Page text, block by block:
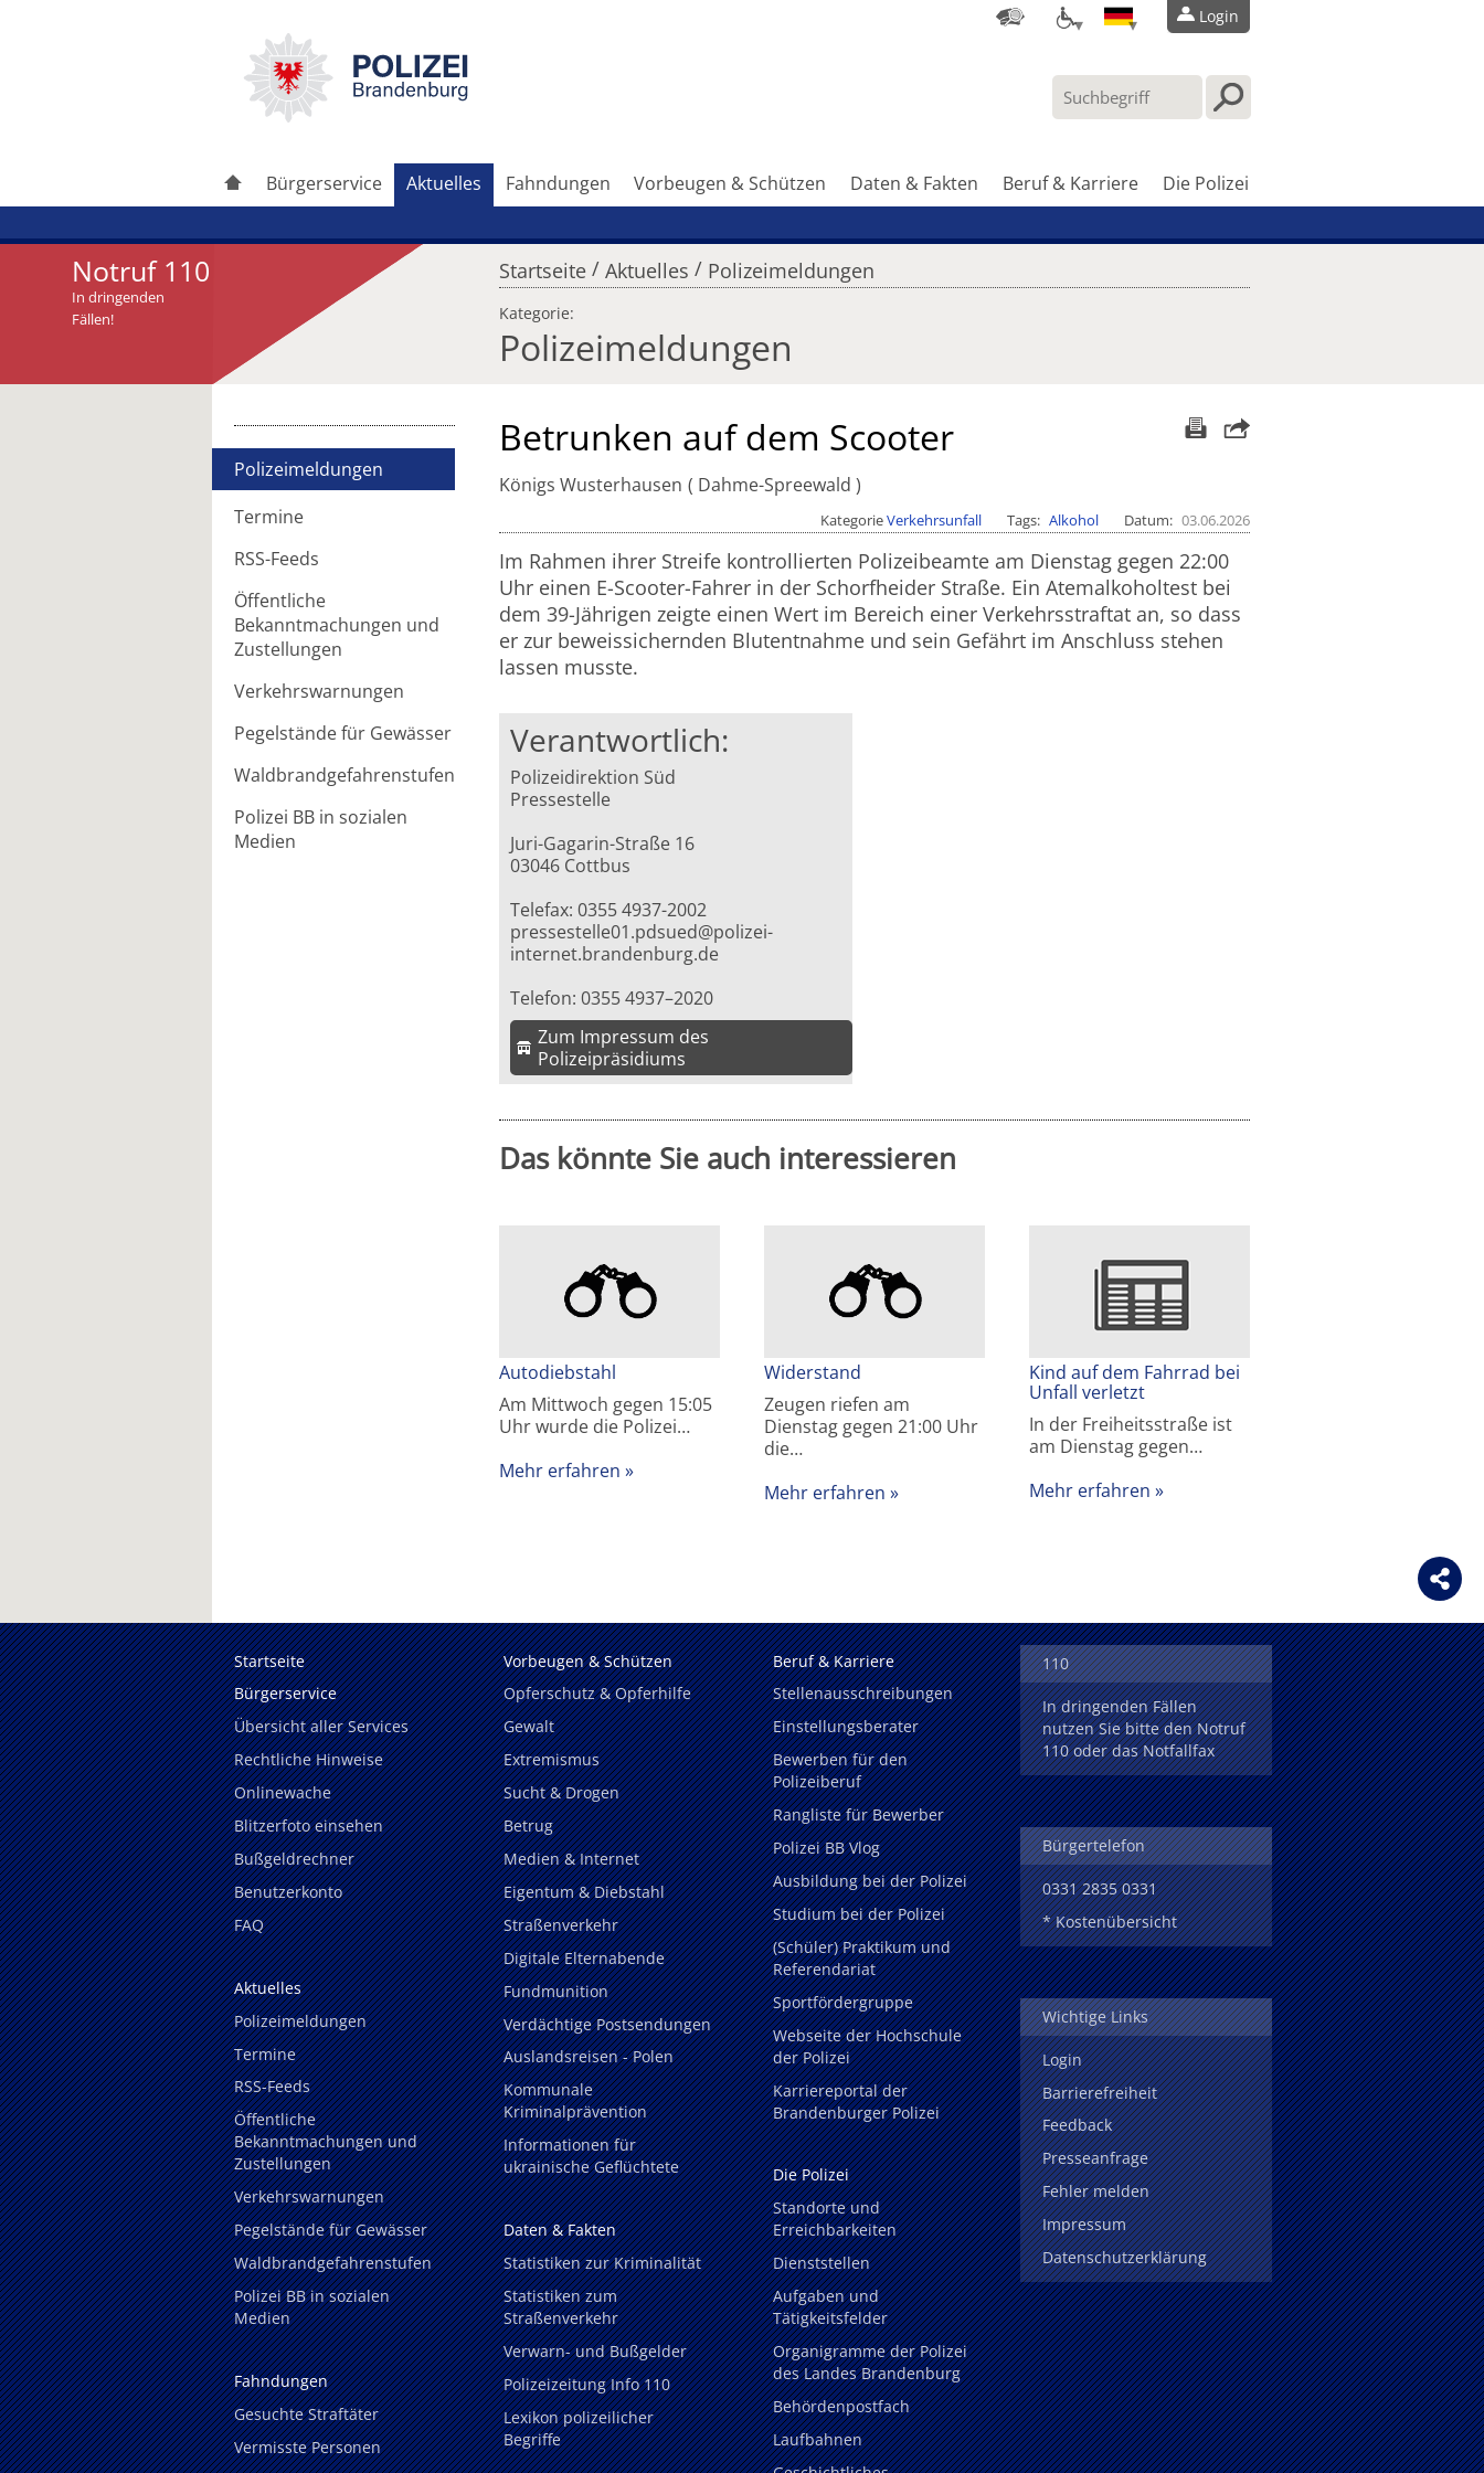
Login
Bürgerservice Aktuelles Fahndungen Vorbeugen & Schützen Daten & Fakten Beruf & Karriere Die Polizei
Notruf 110
In dringenden
Fällen!
Startseite / Aktuelles / Polizeimeldungen
Kategorie:
Polizeimeldungen
Polizeimeldungen
Termine
RSS-Feeds
Öffentliche
Bekanntmachungen und
Zustellungen
Verkehrswarnungen
Pegelstände für Gewässer
Waldbrandgefahrenstufen
Polizei BB in sozialen
Medien
Artikel weiterleiten Betrunken auf dem Scooter
Königs Wusterhausen Dahme-Spreewald
KategorieVerkehrsunfall Tags Alkohol Datum 03.06.2026
Im Rahmen ihrer Streife kontrollierten Polizeibeamte am Dienstag gegen 22:00
Uhr einen E-Scooter-Fahrer in der Schorfheider Straße. Ein Atemalkoholtest bei
dem 39-Jährigen zeigte einen Wert im Bereich einer Verkehrsstraftat an, so dass
er zur beweissichernden Blutentnahme und sein Gefährt im Anschluss stehen
lassen musste.
Verantwortlich:
Polizeidirektion Süd
Pressestelle
Juri-Gagarin-Straße 16
03046 Cottbus
Telefax: 0355 4937-2002
pressestelle01.pdsued@polizei-
internet.brandenburg.de
Telefon: 0355 4937–2020
Zum Impressum des
Polizeipräsidiums
Das könnte Sie auch interessieren
Autodiebstahl
Am Mittwoch gegen 15:05
Uhr wurde die Polizei…
Mehr erfahren
Widerstand
Zeugen riefen am
Dienstag gegen 21:00 Uhr
die…
Mehr erfahren
Kind auf dem Fahrrad bei
Unfall verletzt
In der Freiheitsstraße ist
am Dienstag gegen…
Mehr erfahren
Startseite
Bürgerservice
Übersicht aller Services
Rechtliche Hinweise
Onlinewache
Blitzerfoto einsehen
Bußgeldrechner
Benutzerkonto
FAQ
Aktuelles
Polizeimeldungen
Termine
RSS-Feeds
Öffentliche
Bekanntmachungen und
Zustellungen
Verkehrswarnungen
Pegelstände für Gewässer
Waldbrandgefahrenstufen
Polizei BB in sozialen
Medien
Fahndungen
Gesuchte Straftäter
Vermisste Personen
Vorbeugen & Schützen
Opferschutz & Opferhilfe
Gewalt
Extremismus
Sucht & Drogen
Betrug
Medien & Internet
Eigentum & Diebstahl
Straßenverkehr
Digitale Elternabende
Fundmunition
Verdächtige Postsendungen
Auslandsreisen - Polen
Kommunale
Kriminalprävention
Informationen für
ukrainische Geflüchtete
Daten & Fakten
Statistiken zur Kriminalität
Statistiken zum
Straßenverkehr
Verwarn- und Bußgelder
Polizeizeitung Info 110
Lexikon polizeilicher
Begriffe
Beruf & Karriere
Stellenausschreibungen
Einstellungsberater
Bewerben für den
Polizeiberuf
Rangliste für Bewerber
Polizei BB Vlog
Ausbildung bei der Polizei
Studium bei der Polizei
(Schüler) Praktikum und
Referendariat
Sportfördergruppe
Webseite der Hochschule
der Polizei
Karriereportal der
Brandenburger Polizei
Die Polizei
Standorte und
Erreichbarkeiten
Dienststellen
Aufgaben und
Tätigkeitsfelder
Organigramme der Polizei
des Landes Brandenburg
Behördenpostfach
Laufbahnen
110
In dringenden Fällen
nutzen Sie bitte den Notruf
110 oder das Notfallfax
Bürgertelefon
0331 2835 0331
* Kostenübersicht
Wichtige Links
Login
Barrierefreiheit
Feedback
Presseanfrage
Fehler melden
Impressum
Datenschutzerklärung